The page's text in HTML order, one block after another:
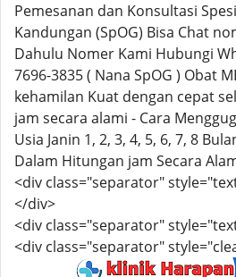
Pemesanan dan Konsultasi
Kandungan (SpOG) Bisa Chat
Dahulu Nomer Kami Hubungi
7696-3835 ( Nana SpOG ) Obat
kehamilan Kuat dengan cepat
jam secara alami - Cara
Usia Janin 1, 2, 3, 4, 5, 6, 7, 8
Dalam Hitungan jam Secara
<div class="separator"
</div>
<div class="separator"
<div class="separator"